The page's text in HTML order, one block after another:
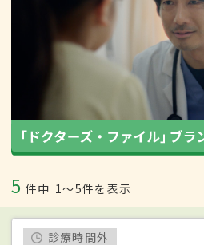
5 件中 1〜5件を表示
診療時間外